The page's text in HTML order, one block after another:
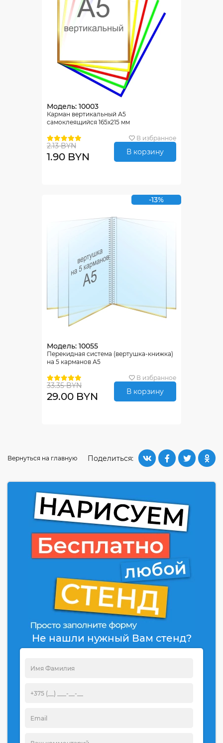
Модель: 10003
Карман вертикальный А5
самоклеящийся 165х215 мм
В избранное
2.13 BYN
1.90 BYN В корзину
-13%
Модель: 10055
Перекидная система (вертушка-книжка)
на 5 карманов А5
В избранное
33.35 BYN
29.00 BYN В корзину
Поделиться:
Вернуться на главную
Не нашли нужный Вам стенд?